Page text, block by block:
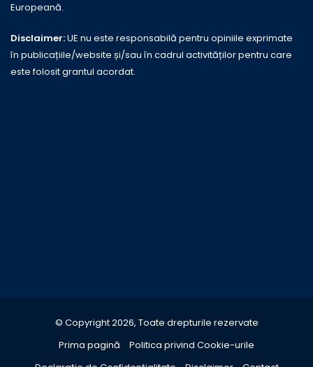
Europeană.
Disclaimer:UE nu este responsabilă pentru opiniile exprimate
în publicațiile/website și/sau în cadrul activităților pentru care
este folosit grantul acordat.
© Copyright 2026, Toate drepturile rezervate
Prima pagină
Politica privind Cookie-urile